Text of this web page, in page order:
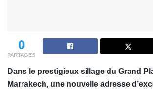
0
PARTAGES
Dans le prestigieux sillage du Grand
Marrakech, une nouvelle adresse